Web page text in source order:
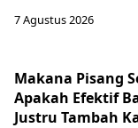
7 Agustus 2026
Makana Pisang
Apakah Efektif
Justru Tambah